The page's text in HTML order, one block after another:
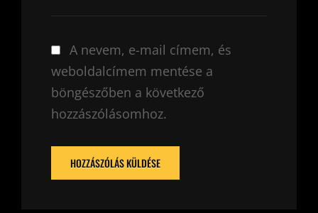
A nevem, e-mail címem, és
weboldalcímem mentése a
böngészőben a következő
hozzászólásomhoz.